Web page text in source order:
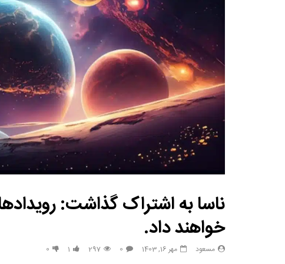
مصاحبه حسن یزدانی بعد از برنده شدن با تیلور حسن یزدانی
ناسا به اشتراک گذاشت:
خواهند داد.
مسعود مهر 16, 1403 0
297
1
0